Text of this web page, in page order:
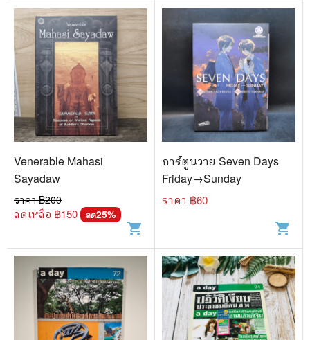
Venerable Mahasi
Sayadaw
ราคา ฿200
ลดเหลือ ฿150 ลด25%
shopping_cart
การ์ตูนวาย Seven Days
Friday→Sunday
ราคา ฿60
shopping_cart